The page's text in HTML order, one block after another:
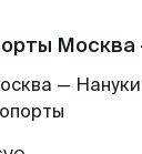
Москва
—